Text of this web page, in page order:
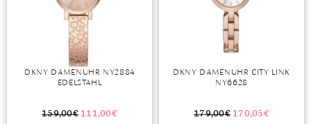
GRANAT
IOLITH
UNGLAUBLICH
ERSTES DATE
ROTER TEPPICH
TREND DES MONATS
DKNY DAMENUHR NY2884
EDELSTAHL
159,00€ 111,00€
DKNY DAMENUHR CITY LINK
NY6628
179,00€ 170,05€